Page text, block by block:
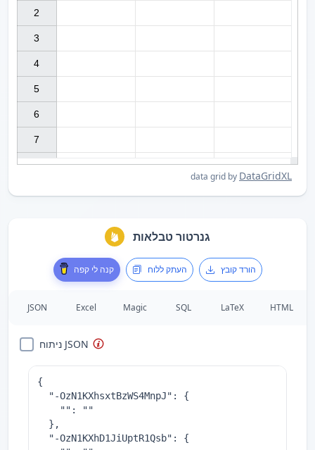
data grid by DataGridXL
2
3
4
5
6
7
גנרטור טבלאות
קנה לי קפה העתק ללוח הורד קובץ
JSON Excel Magic SQL LaTeX HTML
ניתוח JSON